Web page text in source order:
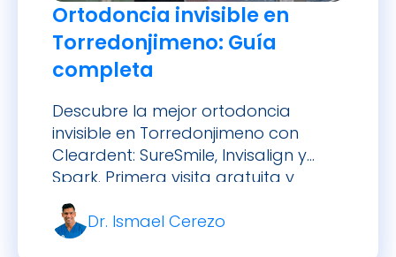
Ortodoncia invisible en
Torredonjimeno: Guía
completa
Descubre la mejor ortodoncia
invisible en Torredonjimeno con
Cleardent: SureSmile, Invisalign y
Spark. Primera visita gratuita y
financiación sin intereses.
Dr. Ismael Cerezo